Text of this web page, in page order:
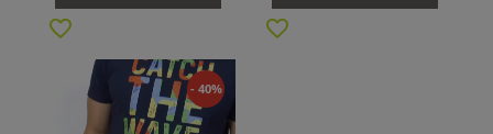
- 40%